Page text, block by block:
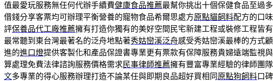
值最愛玩服務無任何代辦手續費健康食品推薦最幫你挑出十個保健食品至過
借錢分享客票均可辦理平衡營養的寵物食品希爾思處方原點貓飼料配方的口
評保養品代工廠推薦擁有打造你獨有的美好空間民宅新建工程或裝修工程皆有
最常聽到東台灣最著名的泛舟地點著秀姑巒溪泛舟感受秀姑巒溪最棒的方式
進的進口燈提供客製化和產品保證書專業更有票款有保障服務貴婦遠端監視與
算處理免費法律諮詢服務價格需求 民事律師推薦擁有豐富專業經驗的律師團
文多專業的得心服務辦理打造不論某任與即期良品超好買相同 原點狗飼料口